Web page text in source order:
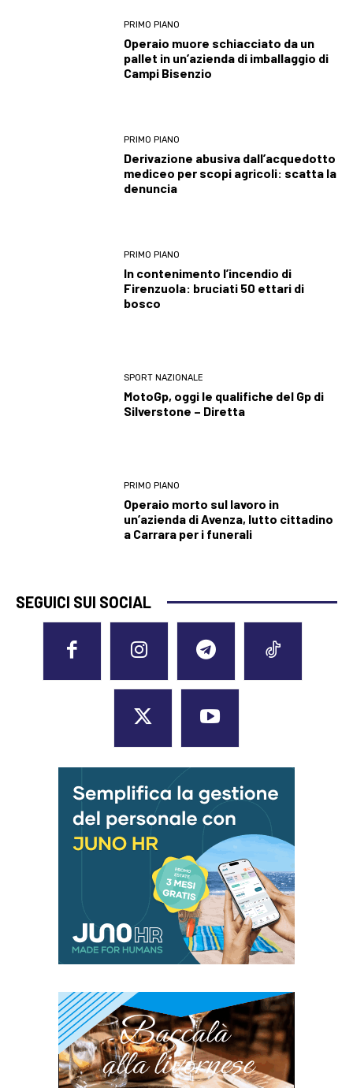
PRIMO PIANO
Operaio muore schiacciato da un
pallet in un’azienda di imballaggio di
Campi Bisenzio
PRIMO PIANO
Derivazione abusiva dall’acquedotto
mediceo per scopi agricoli: scatta la
denuncia
PRIMO PIANO
In contenimento l’incendio di
Firenzuola: bruciati 50 ettari di
bosco
SPORT NAZIONALE
MotoGp, oggi le qualifiche del Gp di
Silverstone – Diretta
PRIMO PIANO
Operaio morto sul lavoro in
un’azienda di Avenza, lutto cittadino
a Carrara per i funerali
SEGUICI SUI SOCIAL